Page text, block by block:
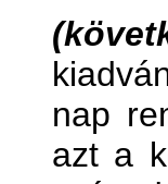
nap
azt a